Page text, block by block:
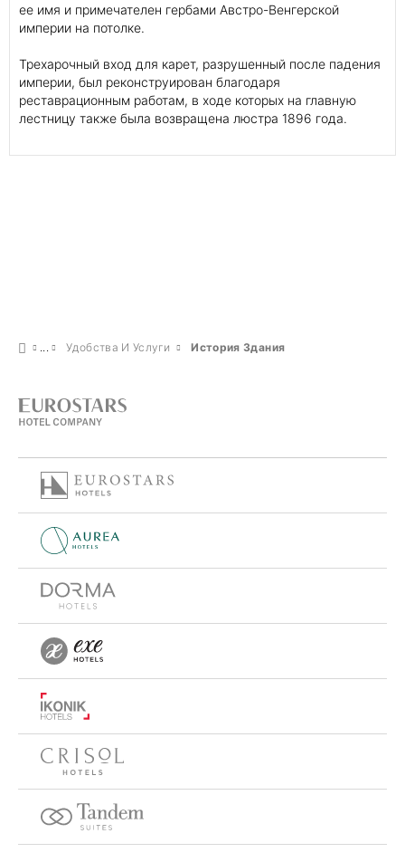
ее имя и примечателен гербами Австро-Венгерской
империи на потолке.
Трехарочный вход для карет, разрушенный после падения
империи, был реконструирован благодаря
реставрационным работам, в ходе которых на главную
лестницу также была возвращена люстра 1896 года.
Удобства И Услуги История Здания